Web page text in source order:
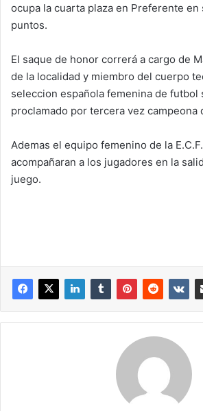
ocupa la cuarta plaza en Preferente en
puntos.
El saque de honor correrá a cargo de
de la localidad y miembro del cuerpo
seleccion española femenina de futbol
proclamado por tercera vez campeona
Ademas el equipo femenino de la
acompañaran a los jugadores en la
juego.